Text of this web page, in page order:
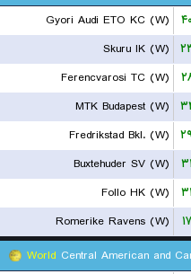
Gyori Audi ETO KC (W)
۴۰
Skuru IK (W)
Ferencvarosi TC (W)
MTK Budapest (W)
Fredrikstad Bkl. (W)
Buxtehuder SV (W)
۳۱
Follo HK (W)
۳۱
Romerike Ravens (W)
۱۷
World Central American and